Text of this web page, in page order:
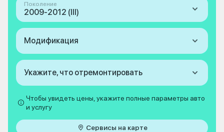
Поколение
2009-2012 (III)
Модификация
Укажите, что отремонтировать
Чтобы увидеть цены, укажите полные параметры авто
и услугу
Сервисы на карте